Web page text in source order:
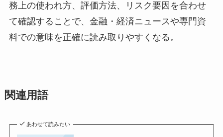
務上の使われ方、評価方法、リスク要因を合わせ
て確認することで、金融・経済ニュースや専門資
料での意味を正確に読み取りやすくなる。
関連用語
あわせて読みたい